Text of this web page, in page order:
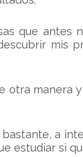
que antes
mis
otra manera
a
estudiar si